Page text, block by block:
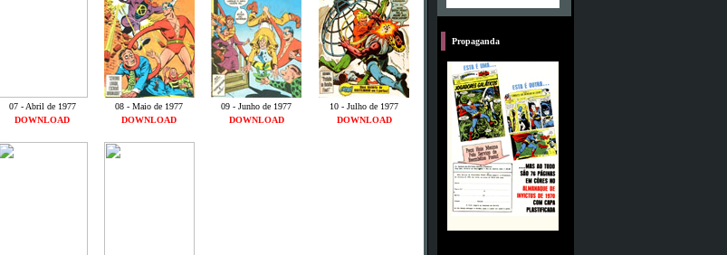
07 - Abril de 1977 08 - Maio de 1977 09 - Junho de 1977
10 - Julho de 1977
DOWNLOAD DOWNLOAD DOWNLOAD DOWNLOAD
Propaganda